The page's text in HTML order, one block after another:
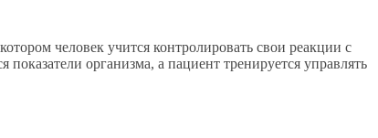
человек учится контролировать свои реакции с
организма, а пациент тренируется управлять